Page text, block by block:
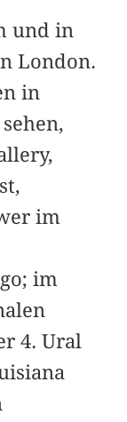
und in
London.
in
im
im
4. Ural